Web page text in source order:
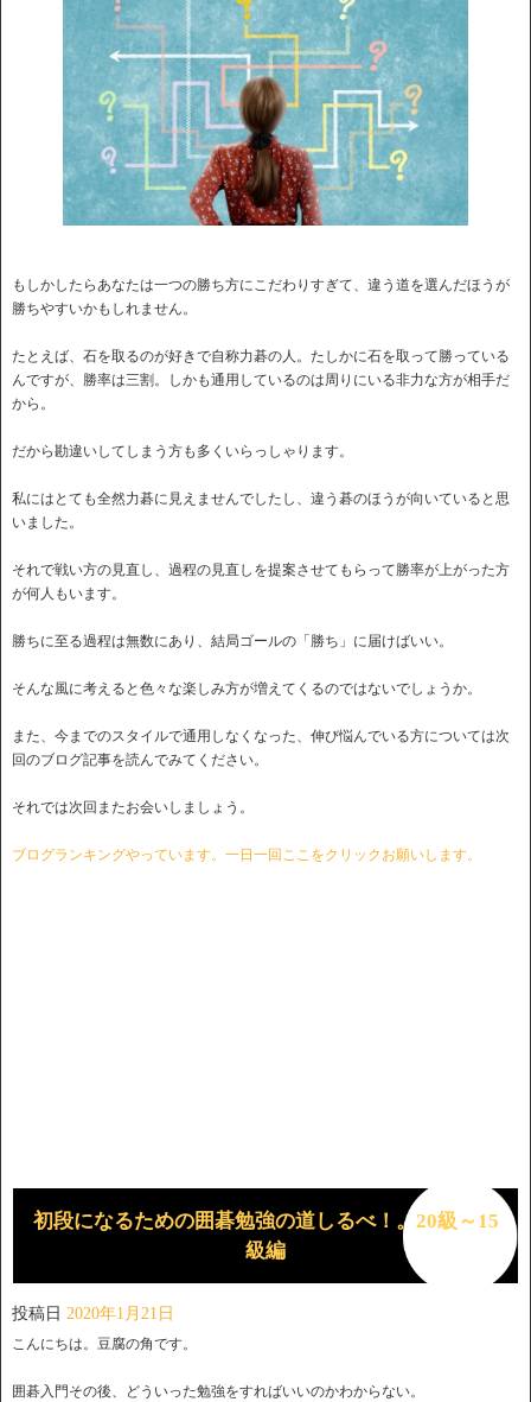
もしかしたらあなたは一つの勝ち方にこだわりすぎて、違う道を選んだほうが
勝ちやすいかもしれません。
たとえば、石を取るのが好きで自称力碁の人。たしかに石を取って勝っている
んですが、勝率は三割。しかも通用しているのは周りにいる非力な方が相手だ
から。
だから勘違いしてしまう方も多くいらっしゃります。
私にはとても全然力碁に見えませんでしたし、違う碁のほうが向いていると思
いました。
それで戦い方の見直し、過程の見直しを提案させてもらって勝率が上がった方
が何人もいます。
勝ちに至る過程は無数にあり、結局ゴールの「勝ち」に届けばいい。
そんな風に考えると色々な楽しみ方が増えてくるのではないでしょうか。
また、今までのスタイルで通用しなくなった、伸び悩んでいる方については次
回のブログ記事を読んでみてください。
それでは次回またお会いしましょう。
ブログランキングやっています。一日一回ここをクリックお願いします。
初段になるための囲碁勉強の道しるべ！。20級～15
級編
投稿日 2020年1月21日
こんにちは。豆腐の角です。
囲碁入門その後、どういった勉強をすればいいのかわからない。